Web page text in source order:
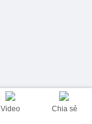
Video Chia sẻ